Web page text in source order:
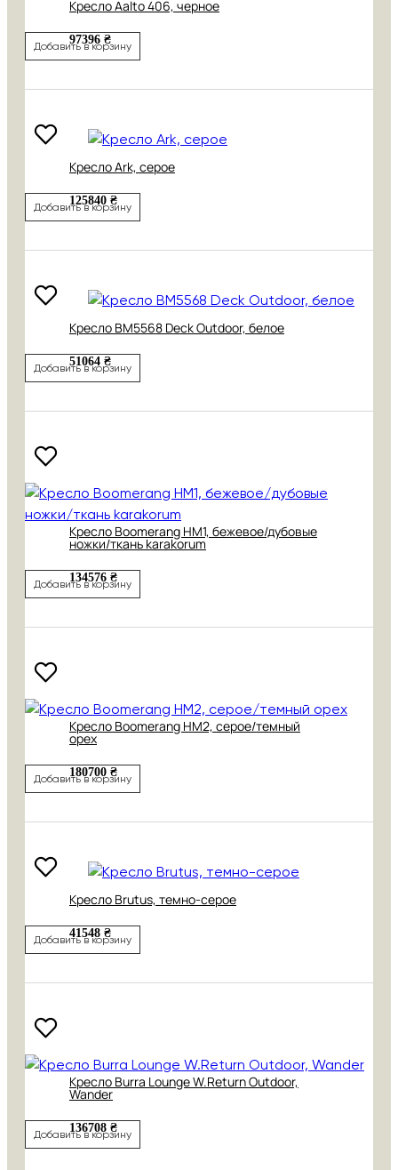
Кресло Aalto 406, черное
97396 ₴
Добавить в корзину
Кресло Ark, серое
125840 ₴
Добавить в корзину
Кресло BM5568 Deck Outdoor, белое
51064 ₴
Добавить в корзину
Кресло Boomerang HM1, бежевое/дубовые
ножки/ткань karakorum
134576 ₴
Добавить в корзину
Кресло Boomerang HM2, серое/темный
орех
180700 ₴
Добавить в корзину
Кресло Brutus, темно-серое
41548 ₴
Добавить в корзину
Кресло Burra Lounge W.Return Outdoor,
Wander
136708 ₴
Добавить в корзину